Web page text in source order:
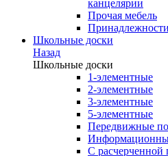
канцелярии
Прочая мебель
Школьные доски
Назад
Школьные доски
1-элементные
2-элементные
3-элементные
5-элементные
Передвижные
С расчерченной